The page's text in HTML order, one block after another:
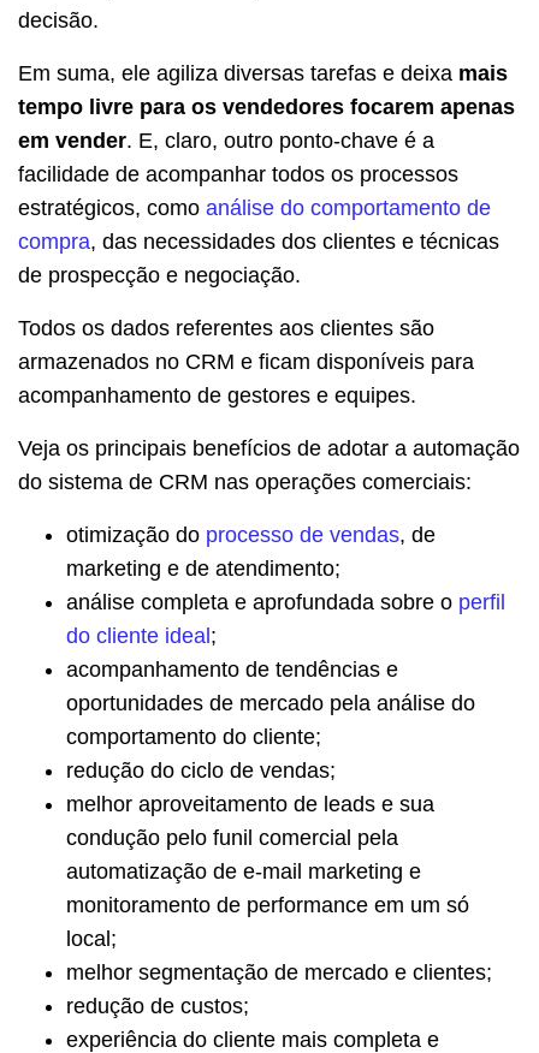
decisão.
Em suma, ele agiliza diversas tarefas e deixa mais
tempo livre para os vendedores focarem apenas
em vender. E, claro, outro ponto-chave é a
facilidade de acompanhar todos os processos
estratégicos, como análise do comportamento de
compra, das necessidades dos clientes e técnicas
de prospecção e negociação.
Todos os dados referentes aos clientes são
armazenados no CRM e ficam disponíveis para
acompanhamento de gestores e equipes.
Veja os principais benefícios de adotar a automação
do sistema de CRM nas operações comerciais:
otimização do processo de vendas, de
marketing e de atendimento;
análise completa e aprofundada sobre o perfil
do cliente ideal;
acompanhamento de tendências e
oportunidades de mercado pela análise do
comportamento do cliente;
redução do ciclo de vendas;
melhor aproveitamento de leads e sua
condução pelo funil comercial pela
automatização de e-mail marketing e
monitoramento de performance em um só
local;
melhor segmentação de mercado e clientes;
redução de custos;
experiência do cliente mais completa e